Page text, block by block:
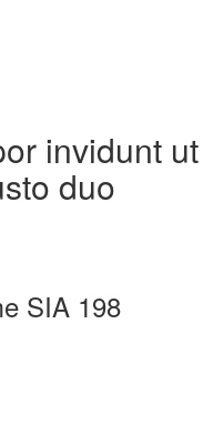
invidunt ut
duo
SIA 198